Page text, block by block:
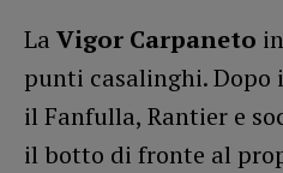
La Vigor Carpaneto
punti casalinghi.
il Fanfulla, Rantier e
il botto di fronte al